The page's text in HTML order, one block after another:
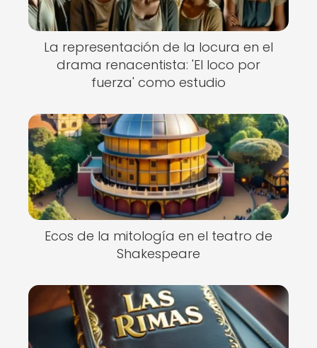
La representación de la locura en el
drama renacentista: 'El loco por
fuerza' como estudio
Ecos de la mitología en el teatro de
Shakespeare